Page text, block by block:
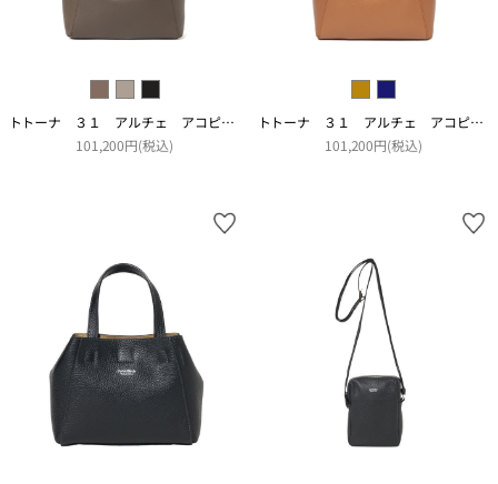
トトーナ ３１ アルチェ アコピアート
101,200円(税込)
トトーナ ３１ アルチェ アコピアート
101,200円(税込)